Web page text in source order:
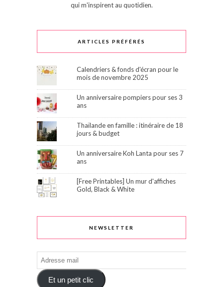
qui m'inspirent au quotidien.
ARTICLES PRÉFÉRÉS
Calendriers & fonds d'écran pour le
mois de novembre 2025
Un anniversaire pompiers pour ses 3
ans
Thaïlande en famille : itinéraire de 18
jours & budget
Un anniversaire Koh Lanta pour ses 7
ans
[Free Printables] Un mur d'affiches
Gold, Black & White
NEWSLETTER
Adresse
mail
Et un petit clic